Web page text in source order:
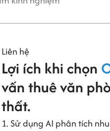
Liên hệ
Lợi ích khi chọn
vấn thuê văn
thất.
1. Sử dụng AI phân tích